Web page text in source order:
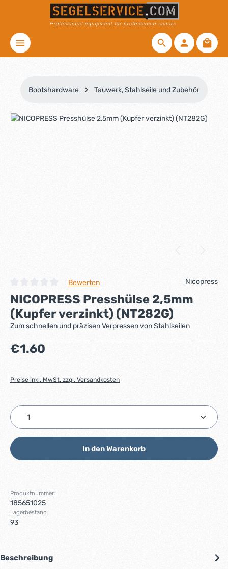
Zum Hauptinhalt springen
Bootshardware Tauwerk, Stahlseile und Zubehör
Bildergalerie überspringen
Durchschnittliche Bewertung von 0 von 5 Sternen
Bewerten Nicopress
NICOPRESS Presshülse 2,5mm
(Kupfer verzinkt) (NT282G)
Zum schnellen und präzisen Verpressen von Stahlseilen
Regulärer Preis:
€1.60
Preise inkl. MwSt. zzgl. Versandkosten
Produkt Anzahl: Gib den gewünschten Wert ein
In den Warenkorb
Produktnummer:
185651025
Lagerbestand:
93
Beschreibung